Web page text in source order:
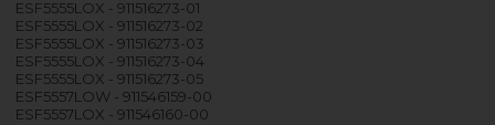
ESF5555LOX - 911516273-01
ESF5555LOX - 911516273-02
ESF5555LOX - 911516273-03
ESF5555LOX - 911516273-04
ESF5555LOX - 911516273-05
ESF5557LOW - 911546159-00
ESF5557LOX - 911546160-00